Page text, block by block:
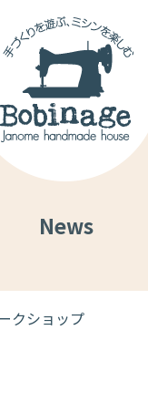
News
クショップ